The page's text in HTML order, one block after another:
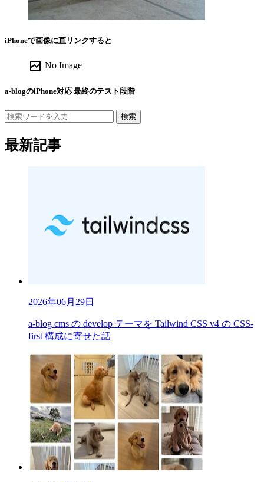
iPhoneで画像に直リンクすると
broken_image No Image
a-blogのiPhone対応 最終のテスト段階
検索
最新記事
2026年06月29日
a-blog cms の develop テーマを Tailwind CSS v4 の CSS-
first 構成に寄せた話